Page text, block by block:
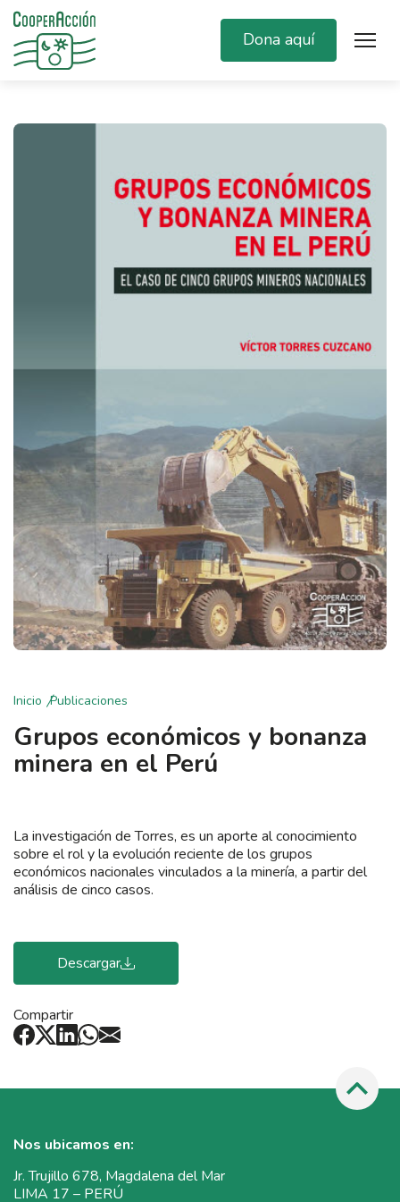
Dona aquí
Inicio Publicaciones
Grupos económicos y bonanza
minera en el Perú
La investigación de Torres, es un aporte al conocimiento
sobre el rol y la evolución reciente de los grupos
económicos nacionales vinculados a la minería, a partir del
análisis de cinco casos.
Descargar
Compartir
Nos ubicamos en:
Jr. Trujillo 678, Magdalena del Mar
LIMA 17 – PERÚ